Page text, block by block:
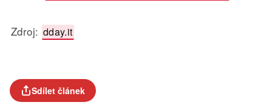
Zdroj: dday.it
Sdílet článek